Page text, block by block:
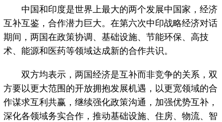
中国和印度是世界上最大的两个发展中国家，经济
互补互鉴，合作潜力巨大。在第六次中印战略经济对话
期间，两国在政策协调、基础设施、节能环保、高技
术、能源和医药等领域达成新的合作共识。
双方均表示，两国经济是互补而非竞争的关系，双
方要以更大范围的开放拥抱发展机遇，以更宽领域的合
作谋求互利共赢，继续强化政策沟通，加强优势互补，
深化各领域务实合作，推动基础设施、住房、物流、智